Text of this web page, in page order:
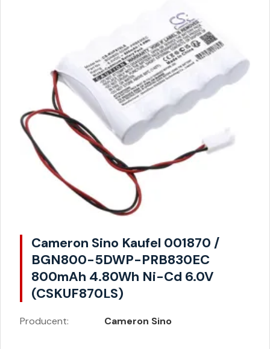
Cameron Sino Kaufel 001870 /
BGN800-5DWP-PRB830EC
800mAh 4.80Wh Ni-Cd 6.0V
(CSKUF870LS)
Producent: Cameron Sino